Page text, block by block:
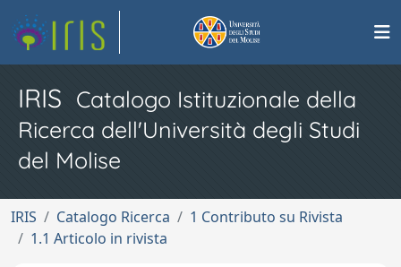
IRIS Catalogo Istituzionale della
Ricerca dell'Università degli Studi
del Molise
IRIS Catalogo Ricerca
1 Contributo su Rivista
1.1 Articolo in rivista